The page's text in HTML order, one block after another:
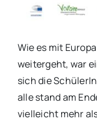
Wie es mit
weitergeht, war
sich die
alle stand am
vielleicht mehr